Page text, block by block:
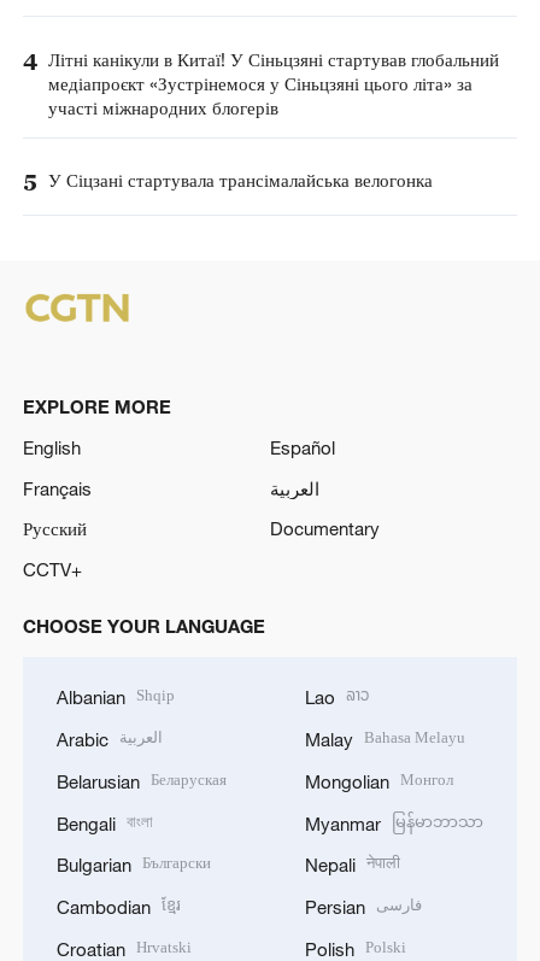
4 Літні канікули в Китаї! У Сіньцзяні стартував глобальний
медіапроєкт «Зустрінемося у Сіньцзяні цього літа» за
участі міжнародних блогерів
5 У Сіцзані стартувала трансімалайська велогонка
EXPLORE MORE
English
Español
Français
العربية
Русский
Documentary
CCTV+
CHOOSE YOUR LANGUAGE
Albanian Shqip
Arabic العربية
Belarusian Беларуская
Bengali বাংলা
Bulgarian Български
Cambodian ខ្មែរ
Croatian Hrvatski
Lao ລາວ
Malay Bahasa Melayu
Mongolian Монгол
Myanmar မြန်မာဘာသာ
Nepali नेपाली
Persian فارسی
Polish Polski